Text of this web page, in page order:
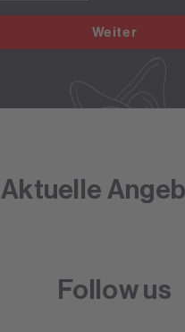
Weiter
Aktuelle
Follow us